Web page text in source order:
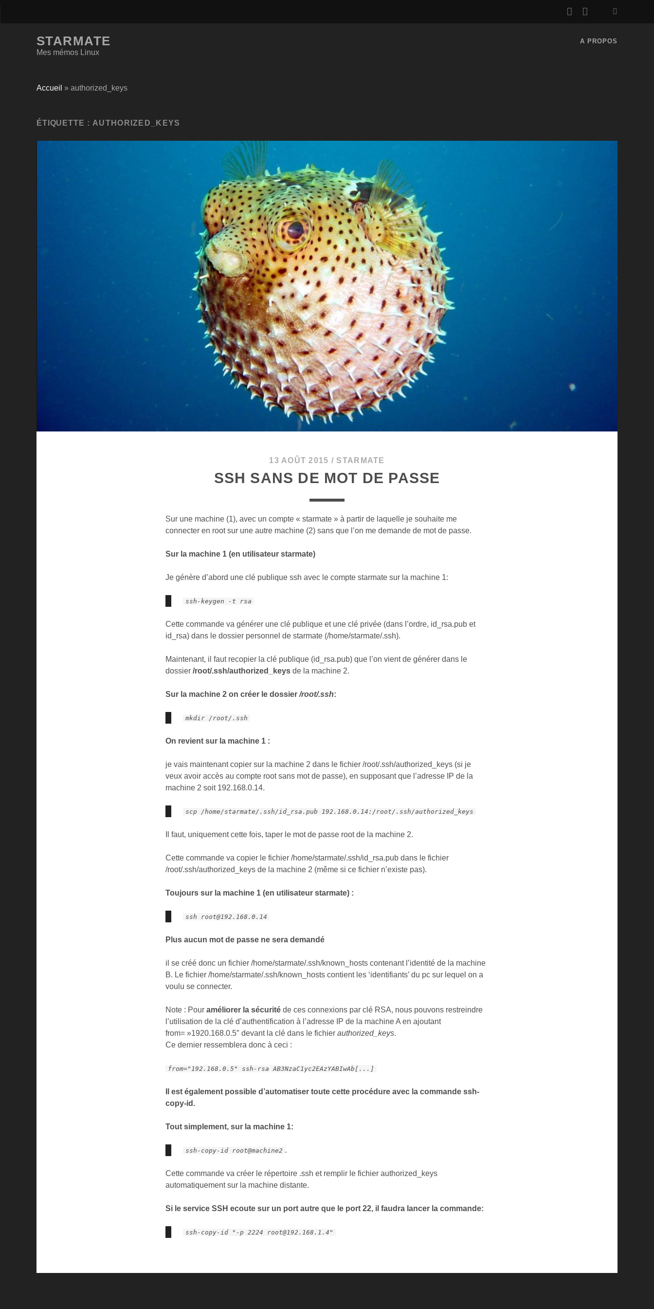
rss email
STARMATE
Mes mémos Linux
A PROPOS
Accueil » authorized_keys
ÉTIQUETTE : AUTHORIZED_KEYS
13 AOÛT 2015 / STARMATE
SSH SANS DE MOT DE PASSE
Sur une machine (1), avec un compte « starmate » à partir de laquelle je souhaite me
connecter en root sur une autre machine (2) sans que l’on me demande de mot de passe.
Sur la machine 1 (en utilisateur starmate)
Je génère d’abord une clé publique ssh avec le compte starmate sur la machine 1:
ssh-keygen -t rsa
Cette commande va générer une clé publique et une clé privée (dans l’ordre, id_rsa.pub et
id_rsa) dans le dossier personnel de starmate (/home/starmate/.ssh).
Maintenant, il faut recopier la clé publique (id_rsa.pub) que l’on vient de générer dans le
dossier/root/.ssh/authorized_keys de la machine 2.
Sur la machine 2 on créer le dossier/root/.ssh:
mkdir /root/.ssh
On revient sur la machine 1 :
je vais maintenant copier sur la machine 2 dans le fichier /root/.ssh/authorized_keys (si je
veux avoir accès au compte root sans mot de passe), en supposant que l’adresse IP de la
machine 2 soit 192.168.0.14.
scp /home/starmate/.ssh/id_rsa.pub 192.168.0.14:/root/.ssh/authorized_keys
Il faut, uniquement cette fois, taper le mot de passe root de la machine 2.
Cette commande va copier le fichier /home/starmate/.ssh/id_rsa.pub dans le fichier
/root/.ssh/authorized_keys de la machine 2 (même si ce fichier n’existe pas).
Toujours sur la machine 1 (en utilisateur starmate) :
ssh root@192.168.0.14
Plus aucun mot de passe ne sera demandé
il se créé donc un fichier /home/starmate/.ssh/known_hosts contenant l’identité de la machine
B. Le fichier /home/starmate/.ssh/known_hosts contient les ‘identifiants’ du pc sur lequel on a
voulu se connecter.
Note : Pouraméliorer la sécurité de ces connexions par clé RSA, nous pouvons restreindre
l’utilisation de la clé d’authentification à l’adresse IP de la machine A en ajoutant
from= »1920.168.0.5″ devant la clé dans le fichierauthorized_keys.
Ce dernier ressemblera donc à ceci :
from="192.168.0.5" ssh-rsa AB3NzaC1yc2EAzYABIwAb[...]
Il est également possible d’automatiser toute cette procédure avec la commande ssh-
copy-id.
Tout simplement, sur la machine 1:
ssh-copy-id root@machine2 .
Cette commande va créer le répertoire .ssh et remplir le fichier authorized_keys
automatiquement sur la machine distante.
Si le service SSH ecoute sur un port autre que le port 22, il faudra lancer la commande:
ssh-copy-id "-p 2224 root@192.168.1.4"